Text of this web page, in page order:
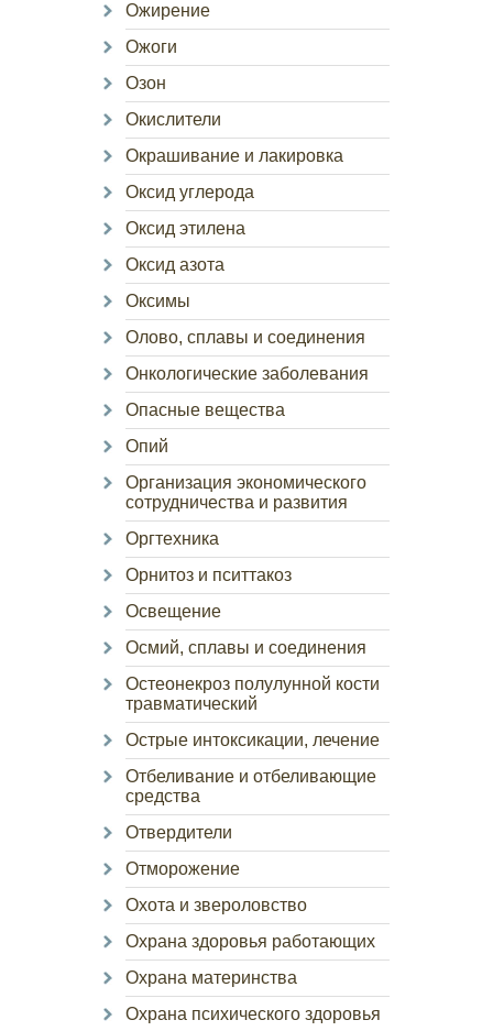
Ожирение
Ожоги
Озон
Окислители
Окрашивание и лакировка
Оксид углерода
Оксид этилена
Оксид азота
Оксимы
Олово, сплавы и соединения
Онкологические заболевания
Опасные вещества
Опий
Организация экономического
сотрудничества и развития
Оргтехника
Орнитоз и пситтакоз
Освещение
Осмий, сплавы и соединения
Остеонекроз полулунной кости
травматический
Острые интоксикации, лечение
Отбеливание и отбеливающие
средства
Отвердители
Отморожение
Охота и звероловство
Охрана здоровья работающих
Охрана материнства
Охрана психического здоровья